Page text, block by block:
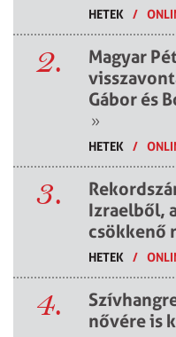
HETEK /
2.
Magyar
Gábor és
»
HETEK /
3.
Izraelből,
csökkenő
HETEK /
4.
nővére is